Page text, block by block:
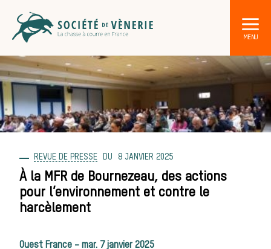
DÉCOUVRIR LA CHASSE À COURRE
Les acteurs de la vènerie
Les animaux
REVUE DE PRESSE 8 JANVIER 2025
À la MFR de Bournezeau, des actions
pour l’environnement et contre le
harcèlement
Ouest France – mar. 7 janvier 2025